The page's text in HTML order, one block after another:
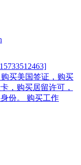
购买美国签证，购买
，购买居留许可，
份。 购买工作